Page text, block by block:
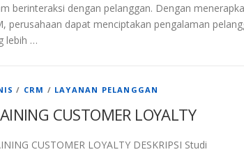
berinteraksi dengan pelanggan. Dengan
perusahaan dapat menciptakan pengalaman
lebih …
/ CRM / LAYANAN PELANGGAN
CUSTOMER LOYALTY
CUSTOMER LOYALTY DESKRIPSI Studi